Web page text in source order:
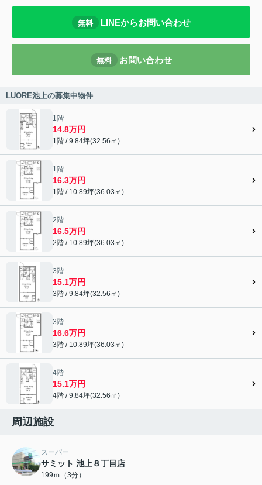
無料 LINEからお問い合わせ
無料 お問い合わせ
LUORE池上の募集中物件
1階
14.8万円
1階 / 9.84坪(32.56㎡)
1階
16.3万円
1階 / 10.89坪(36.03㎡)
2階
16.5万円
2階 / 10.89坪(36.03㎡)
3階
15.1万円
3階 / 9.84坪(32.56㎡)
3階
16.6万円
3階 / 10.89坪(36.03㎡)
4階
15.1万円
4階 / 9.84坪(32.56㎡)
周辺施設
スーパー
サミット 池上８丁目店
199ｍ（3分）